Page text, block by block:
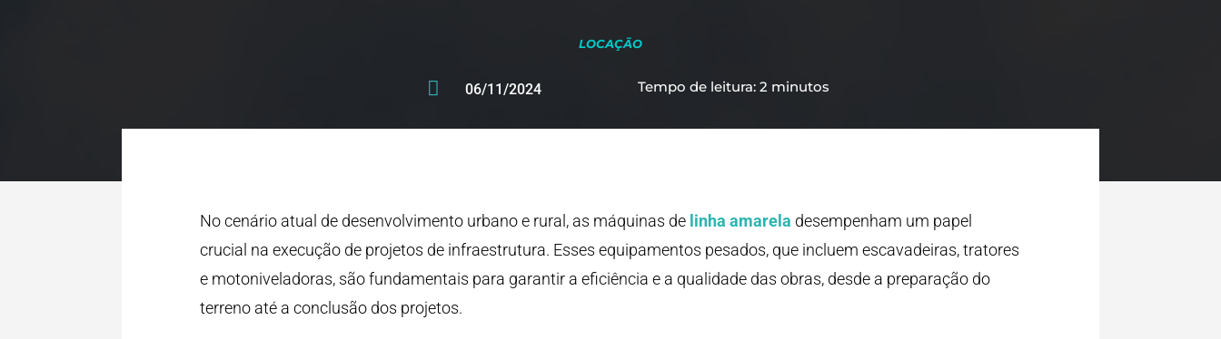
LOCAÇÃO
 06/11/2024 Tempo de leitura: 2 minutos
No cenário atual de desenvolvimento urbano e rural, as máquinas de linha amarela desempenham um papel
crucial na execução de projetos de infraestrutura. Esses equipamentos pesados, que incluem escavadeiras, tratores
e motoniveladoras, são fundamentais para garantir a eficiência e a qualidade das obras, desde a preparação do
terreno até a conclusão dos projetos.